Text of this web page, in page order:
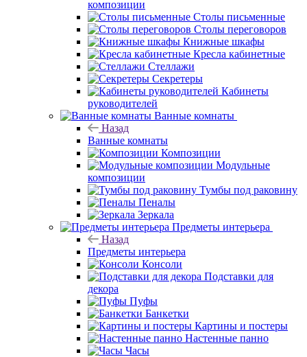
композиции
Столы письменные
Столы переговоров
Книжные шкафы
Кресла кабинетные
Стеллажи
Секретеры
Кабинеты
руководителей
Ванные комнаты
Назад
Ванные комнаты
Композиции
Модульные
композиции
Тумбы под раковину
Пеналы
Зеркала
Предметы интерьера
Назад
Предметы интерьера
Консоли
Подставки для
декора
Пуфы
Банкетки
Картины и постеры
Настенные панно
Часы